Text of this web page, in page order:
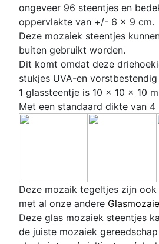
ongeveer 96 steentjes en
oppervlakte van +/- 6 x 9 cm.
Deze mozaiek steentjes
buiten gebruikt worden.
Dit komt omdat deze
stukjes UVA-en vorstbestendig
1 glassteentje is 10 x 10 x 10
Met een standaard dikte van 4
Deze mozaik tegeltjes zijn
met al onze andere
Deze glas mozaiek steentjes
de juiste mozaiek